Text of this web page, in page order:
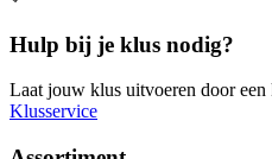
Hulp bij je klus nodig?
Laat jouw klus uitvoeren door een
Klusservice